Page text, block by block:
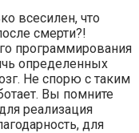
всесилен, что
смерти?!
программирования
определенных
Не спорю с таким
Вы помните
реализация
для